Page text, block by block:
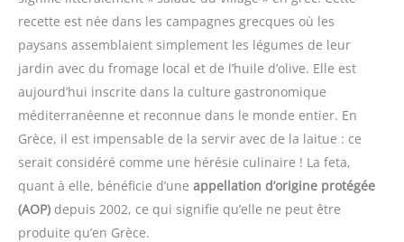
recette est née dans les campagnes grecques où les
paysans assemblaient simplement les légumes de leur
jardin avec du fromage local et de l’huile d’olive. Elle est
aujourd’hui inscrite dans la culture gastronomique
méditerranéenne et reconnue dans le monde entier. En
Grèce, il est impensable de la servir avec de la laitue : ce
serait considéré comme une hérésie culinaire ! La feta,
quant à elle, bénéficie d’une appellation d’origine protégée
(AOP) depuis 2002, ce qui signifie qu’elle ne peut être
produite qu’en Grèce.